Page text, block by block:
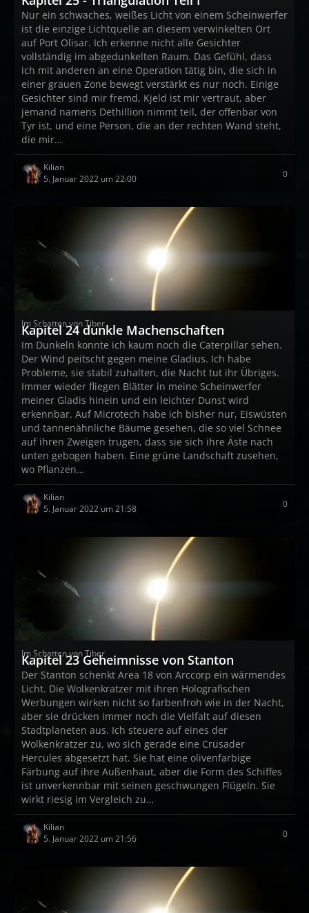
Nur ein schwaches, weißes Licht von einem Scheinwerfer
ist die einzige Lichtquelle an diesem verwinkelten Ort
auf Port Olisar. Ich erkenne nicht alle Gesichter
vollständig im abgedunkelten Raum. Das Gefühl, dass
ich mit anderen an eine Operation tätig bin, die sich in
einer grauen Zone bewegt verstärkt es nur noch. Einige
Gesichter sind mir fremd, Kjeld ist mir vertraut, aber
jemand namens Dethillion nimmt teil, der offenbar von
Tyr ist, und eine Person, die an der rechten Wand steht,
die mir…
Kilian
5. Januar 2022 um 22:00
0
Im Schatten von Tiber
Kapitel 24 dunkle Machenschaften
Im Dunkeln konnte ich kaum noch die Caterpillar sehen.
Der Wind peitscht gegen meine Gladius. Ich habe
Probleme, sie stabil zuhalten, die Nacht tut ihr Übriges.
Immer wieder fliegen Blätter in meine Scheinwerfer
meiner Gladis hinein und ein leichter Dunst wird
erkennbar. Auf Microtech habe ich bisher nur, Eiswüsten
und tannenähnliche Bäume gesehen, die so viel Schnee
auf ihren Zweigen trugen, dass sie sich ihre Äste nach
unten gebogen haben. Eine grüne Landschaft zusehen,
wo Pflanzen…
Kilian
5. Januar 2022 um 21:58
0
Im Schatten von Tiber
Kapitel 23 Geheimnisse von Stanton
Der Stanton schenkt Area 18 von Arccorp ein wärmendes
Licht. Die Wolkenkratzer mit ihren Holografischen
Werbungen wirken nicht so farbenfroh wie in der Nacht,
aber sie drücken immer noch die Vielfalt auf diesen
Stadtplaneten aus. Ich steuere auf eines der
Wolkenkratzer zu, wo sich gerade eine Crusader
Hercules abgesetzt hat. Sie hat eine olivenfarbige
Färbung auf ihre Außenhaut, aber die Form des Schiffes
ist unverkennbar mit seinen geschwungen Flügeln. Sie
wirkt riesig im Vergleich zu…
Kilian
5. Januar 2022 um 21:56
0